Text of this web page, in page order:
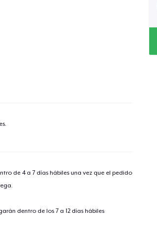
de 4 a 7 días hábiles una vez que el pedido
dentro de los 7 a 12 días hábiles
US$
US$